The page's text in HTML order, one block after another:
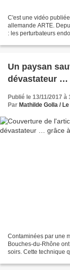
C'est une vidéo
allemande ARTE.
Un paysan
dévastateur …
Publié le 13/11/2017 à
Par Mathilde Golla /
Contaminées par une
Bouches-du-Rhône
soirs. Cette technique